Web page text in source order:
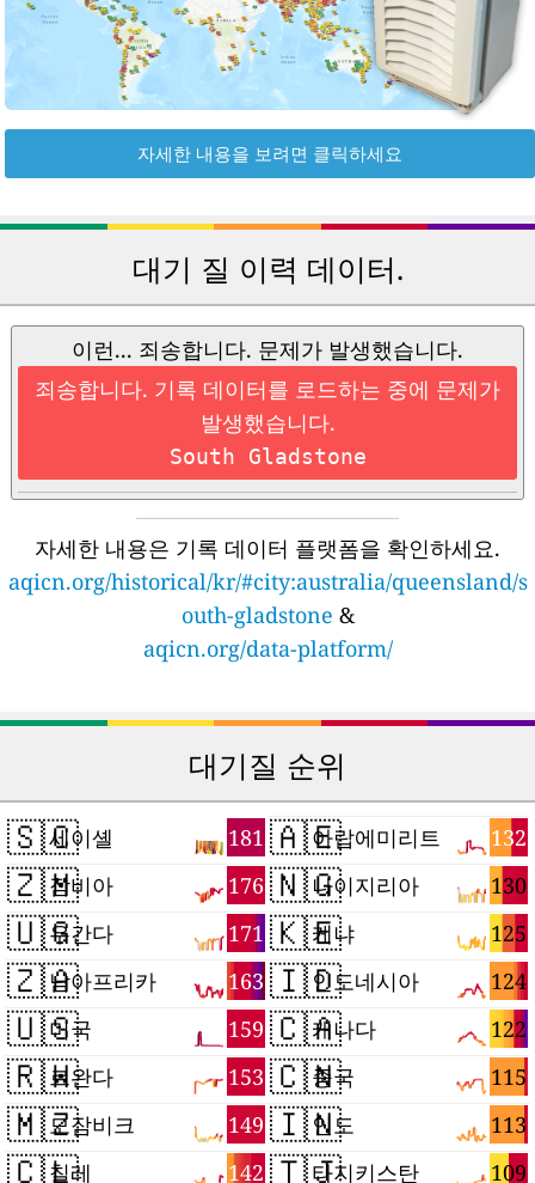
자세한 내용을 보려면 클릭하세요
대기 질 이력 데이터.
이런... 죄송합니다. 문제가 발생했습니다.
죄송합니다. 기록 데이터를 로드하는 중에 문제가
발생했습니다.
South Gladstone
자세한 내용은 기록 데이터 플랫폼을 확인하세요.
aqicn.org/historical/kr/#city:australia/queensland/s
outh-gladstone &
aqicn.org/data-platform/
대기질 순위
🇸🇨 181
세이셸
🇿🇲 176
잠비아
🇺🇬 171
우간다
🇿🇦 163
남아프리카
🇺🇸 159
미국
🇷🇼 153
르완다
🇲🇿 149
모잠비크
🇨🇱 142
칠레
🇦🇪 132
아랍에미리트
🇳🇬 130
나이지리아
🇰🇪 125
케냐
🇮🇩 124
인도네시아
🇨🇦 122
캐나다
🇨🇳 115
중국
🇮🇳 113
인도
🇹🇯 109
타지키스탄